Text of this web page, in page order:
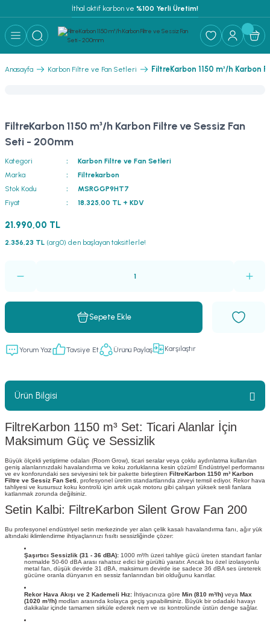
İthal aktif karbon ve %100 Yerli Üretim!
Anasayfa Karbon Filtre ve Fan Setleri FiltreKarbon 1150 m³/h Karbon
FiltreKarbon 1150 m³/h Karbon Filtre ve Sessiz Fan
Seti - 200mm
Kategori
Karbon Filtre ve Fan Setleri
Marka
Filtrekarbon
Stok Kodu
MSRGGP9HT7
Fiyat
18.325,00 TL + KDV
21.990,00 TL
2.356,23 TL (arg0) den başlayan taksitlerle!
Sepete Ekle
Yorum Yaz Tavsiye Et Ürünü Paylaş Karşılaştır
Ürün Bilgisi
FiltreKarbon 1150 m³ Set: Ticari Alanlar İçin
Maksimum Güç ve Sessizlik
Büyük ölçekli yetiştirme odaları (Room Grow), ticari seralar veya çoklu aydınlatma kullanılan
geniş alanlarınızdaki havalandırma ve koku zorluklarına kesin çözüm! Endüstriyel performansı
ve ev konforundaki ses seviyesini tek bir pakette birleştiren FiltreKarbon 1150 m³ Karbon
Filtre ve Sessiz Fan Seti , profesyonel üretim standartlarında zirveyi temsil ediyor. Rekor hava
tahliyesi ve kusursuz koku kontrolü için artık uçak motoru gibi çalışan yüksek sesli fanlara
katlanmak zorunda değilsiniz.
Setin Kalbi: FiltreKarbon Silent Grow Fan 200
Bu profesyonel endüstriyel setin merkezinde yer alan çelik kasalı havalandırma fanı, ağır yük
altındaki iklimlendirme ihtiyaçlarınızı fısıltı sessizliğinde çözer:
Şaşırtıcı Sessizlik (31 - 36 dBA): 1000 m³/h üzeri tahliye gücü üreten standart fanlar
normalde 50-60 dBA arası rahatsız edici bir gürültü yaratır. Ancak bu özel izolasyonlu
metal fan, düşük devirde 31 dBA, maksimum devirde ise sadece 36 dBA ses üreterek
gücüne oranla dünyanın en sessiz fanlarından biri olduğunu kanıtlar.
Rekor Hava Akışı ve 2 Kademeli Hız: İhtiyacınıza göre Min (810 m³/h) veya Max
(1020 m³/h) modları arasında kolayca geçiş yapabilirsiniz. Büyük bir odadaki havayı
dakikalar içinde tamamen sirküle ederek nem ve ısı kontrolünde üstün denge sağlar.